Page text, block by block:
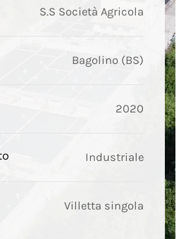
S.S Società Agricola
Bagolino (BS)
2020
Industriale
Villetta singola